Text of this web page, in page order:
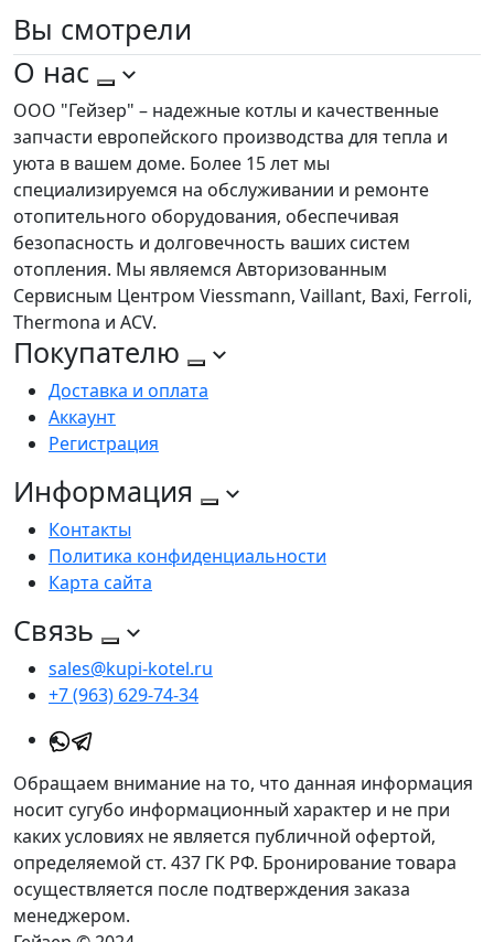
Вы смотрели
О нас
ООО "Гейзер" – надежные котлы и качественные
запчасти европейского производства для тепла и
уюта в вашем доме. Более 15 лет мы
специализируемся на обслуживании и ремонте
отопительного оборудования, обеспечивая
безопасность и долговечность ваших систем
отопления. Мы являемся Авторизованным
Сервисным Центром Viessmann, Vaillant, Baxi, Ferroli,
Thermona и ACV.
Покупателю
Доставка и оплата
Аккаунт
Регистрация
Информация
Контакты
Политика конфиденциальности
Карта сайта
Связь
sales@kupi-kotel.ru
+7 (963) 629-74-34
Обращаем внимание на то, что данная информация
носит сугубо информационный характер и не при
каких условиях не является публичной офертой,
определяемой ст. 437 ГК РФ. Бронирование товара
осуществляется после подтверждения заказа
менеджером.